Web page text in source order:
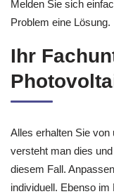
Melden Sie sich
Problem eine Lösung.
Ihr
Alles erhalten Sie
versteht man dies
diesem Fall.
individuell. Ebenso